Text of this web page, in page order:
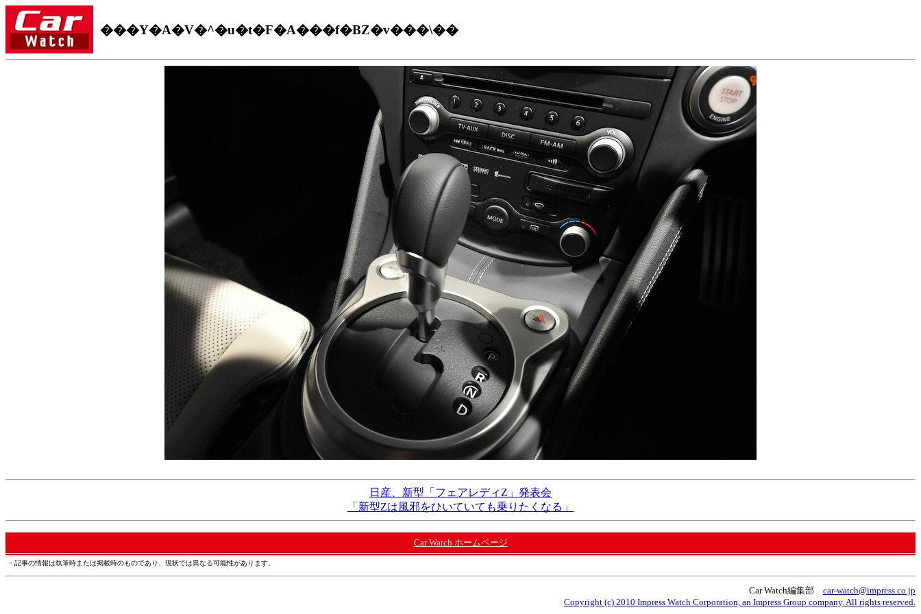
���Y�A�V�^�u�t�F�A���f�BZ�v���\��
日産、新型「フェアレディZ」発表会
「新型Zは風邪をひいていても乗りたくなる」
Car Watch ホームページ
・記事の情報は執筆時または掲載時のものであり、現状では異なる可能性があります。
Car Watch編集部 car-watch@impress.co.jp
Copyright (c) 2010 Impress Watch Corporation, an Impress Group company. All rights reserved.